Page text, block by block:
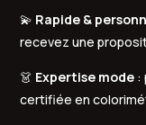
💫 Rapide &
recevez une
👗 Expertise mode :
certifiée en